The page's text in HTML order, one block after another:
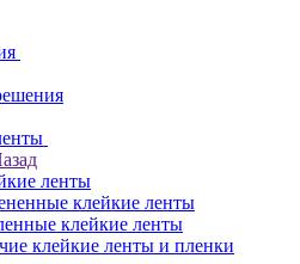
ленты
клейкие ленты
клейкие ленты
клейкие ленты и пленки